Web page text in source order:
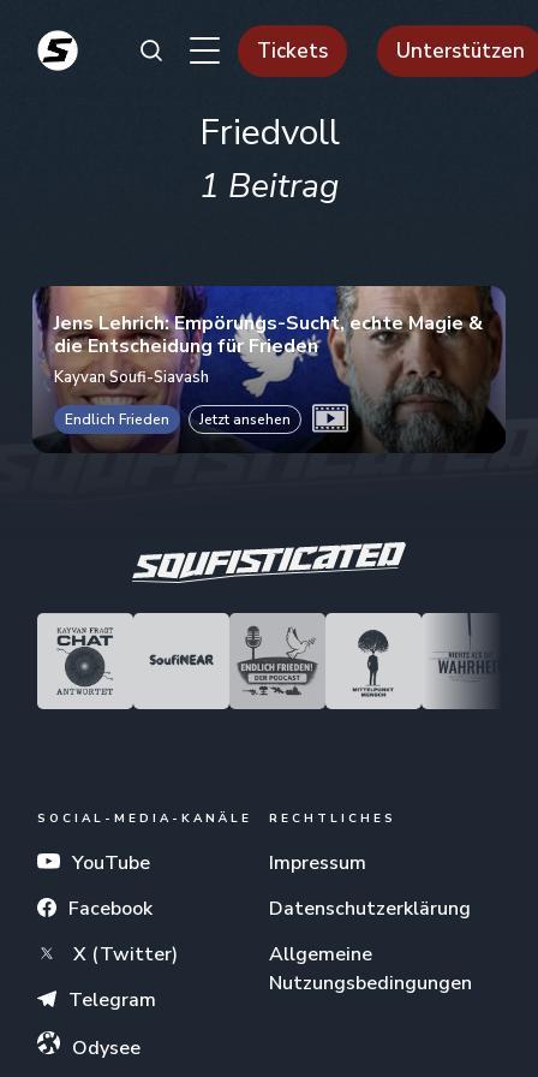
Tickets Unterstützen
Friedvoll
1 Beitrag
Jens Lehrich: Empörungs-Sucht, echte Magie &
die Entscheidung für Frieden
Kayvan Soufi-Siavash
Endlich Frieden Jetzt ansehen
SOCIAL-MEDIA-KANÄLE
YouTube
Facebook
X (Twitter)
Telegram
Odysee
RECHTLICHES
Impressum
Datenschutzerklärung
Allgemeine
Nutzungsbedingungen